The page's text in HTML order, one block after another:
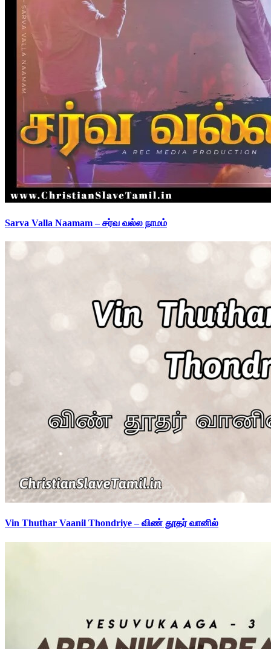
Sarva Valla Naamam – சர்வ வல்ல நாமம்
Vin Thuthar Vaanil Thondriye – விண் தூதர் வானில்